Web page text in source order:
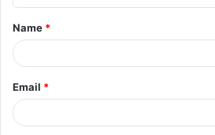
t
*
Name *
Email *